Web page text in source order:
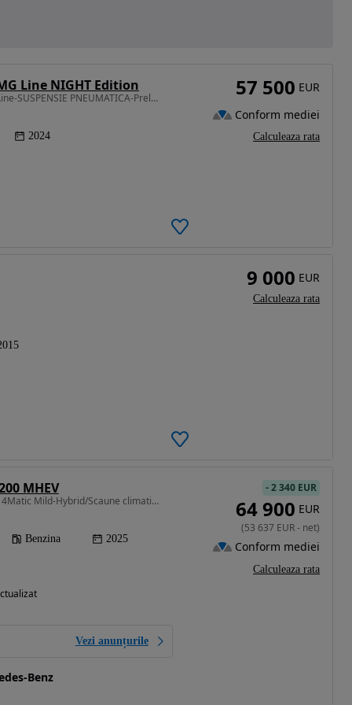
Line NIGHT Edition
1999 cm3 • 313 CP • Mercedes Benz E 300e AMG Line-SUSPENSIE PNEUMATICA-Preluare leasing
2024
57 500 EUR
Conform mediei
Calculeaza rata
9 000 EUR
Calculeaza rata
MHEV
1999 cm3 • 204 CP • 200 4Matic Mild-Hybrid/Scaune climatizate/Distronic/Digital light
Benzina 2025
Vezi anunțurile
Benz
-2 340 EUR
64 900 EUR
(53 637 EUR- net)
Conform mediei
Calculeaza rata